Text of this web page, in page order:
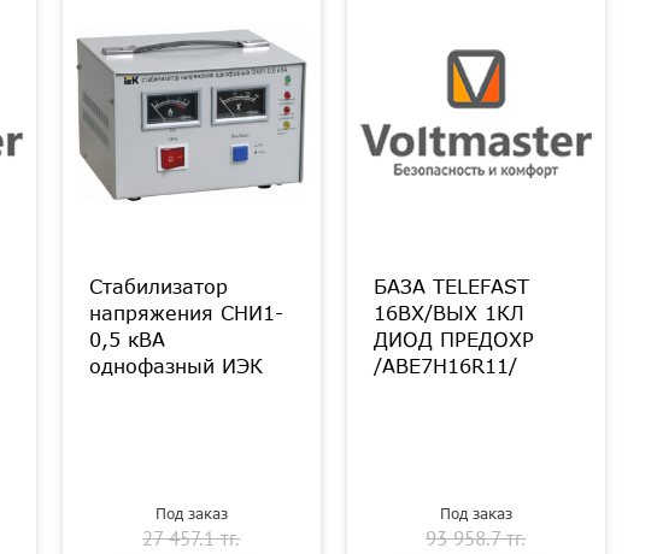
Стабилизатор
напряжения СНИ1-
0,5 кВА
однофазный ИЭК
Под заказ
27 457.1 тг.
БАЗА TELEFAST
16ВХ/ВЫХ 1КЛ
ДИОД ПРЕДОХР
/ABE7H16R11/
Под заказ
93 958.7 тг.